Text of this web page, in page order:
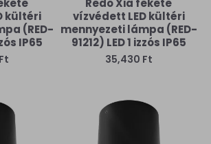
kültéri
(RED-
IP65
vízvédett LED kültéri
mennyezeti lámpa (RED-
91212) LED 1 izzós IP65
35,430 Ft